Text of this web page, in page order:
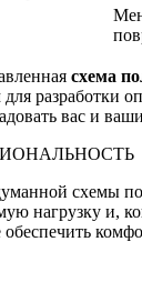
схема
вас и
схемы
и,
обеспечить